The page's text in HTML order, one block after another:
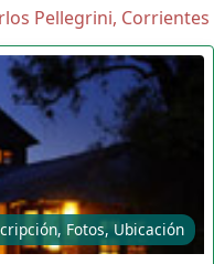
Pellegrini, Corrientes
Fotos, Ubicación